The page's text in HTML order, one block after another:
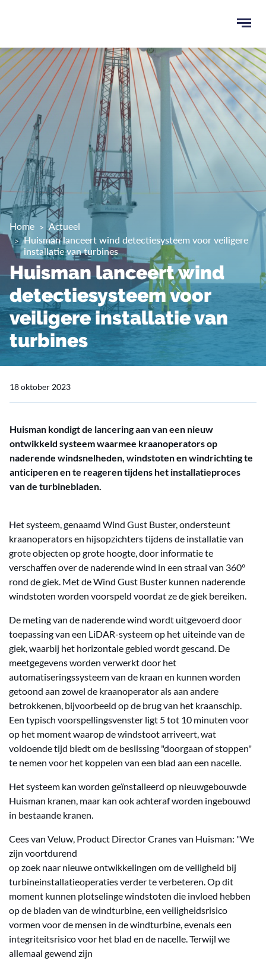
menu
Home
Actueel
Huisman lanceert wind detectiesysteem voor veiligere
installatie van turbines
Huisman lanceert wind
detectiesysteem voor
veiligere installatie van
turbines
18 oktober 2023
Huisman kondigt de lancering aan van een nieuw
ontwikkeld systeem waarmee kraanoperators op
naderende windsnelheden, windstoten en windrichting te
anticiperen en te reageren tijdens het installatieproces
van de turbinebladen.
Het systeem, genaamd Wind Gust Buster, ondersteunt
kraanoperators en hijsopzichters tijdens de installatie van
grote objecten op grote hoogte, door informatie te
verschaffen over de naderende wind in een straal van 360°
rond de giek. Met de Wind Gust Buster kunnen naderende
windstoten worden voorspeld voordat ze de giek bereiken.
De meting van de naderende wind wordt uitgevoerd door
toepassing van een LiDAR-systeem op het uiteinde van de
giek, waarbij het horizontale gebied wordt gescand. De
meetgegevens worden verwerkt door het
automatiseringssysteem van de kraan en kunnen worden
getoond aan zowel de kraanoperator als aan andere
betrokkenen, bijvoorbeeld op de brug van het kraanschip.
Een typisch voorspellingsvenster ligt 5 tot 10 minuten voor
op het moment waarop de windstoot arriveert, wat
voldoende tijd biedt om de beslissing "doorgaan of stoppen"
te nemen voor het koppelen van een blad aan een nacelle.
Het systeem kan worden geïnstalleerd op nieuwgebouwde
Huisman kranen, maar kan ook achteraf worden ingebouwd
in bestaande kranen.
Cees van Veluw, Product Director Cranes van Huisman: "We
zijn voortdurend
op zoek naar nieuwe ontwikkelingen om de veiligheid bij
turbineinstallatieoperaties verder te verbeteren. Op dit
moment kunnen plotselinge windstoten die invloed hebben
op de bladen van de windturbine, een veiligheidsrisico
vormen voor de mensen in de windturbine, evenals een
integriteitsrisico voor het blad en de nacelle. Terwijl we
allemaal gewend zijn